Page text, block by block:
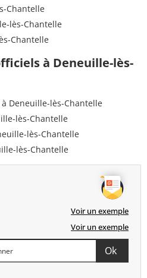
Chantelle
lès-Chantelle
Chantelle
à Deneuille-lès-
Deneuille-lès-Chantelle
lès-Chantelle
lès-Chantelle
lès-Chantelle
Voir un exemple
Voir un exemple